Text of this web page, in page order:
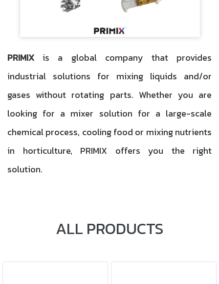
PRIMIXis a global company that provides
industrial solutions for mixing liquids and/or
gases without rotating parts. Whether you are
looking for a mixer solution for a large-scale
chemical process, cooling food or mixing nutrients
in horticulture, PRIMIX offers you the right
solution.
ALL PRODUCTS